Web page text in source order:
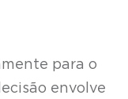
para o
envolve